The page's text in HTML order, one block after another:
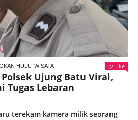
HULU WISATA Like
Ujung Batu Viral,
Tugas Lebaran
terekam kamera milik seorang